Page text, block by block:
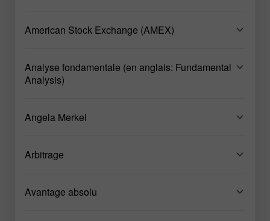
American Stock Exchange (AMEX)
Analyse fondamentale (en anglais: Fundamental
Analysis)
Angela Merkel
Arbitrage
Avantage absolu